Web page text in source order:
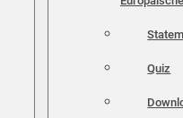
Quiz